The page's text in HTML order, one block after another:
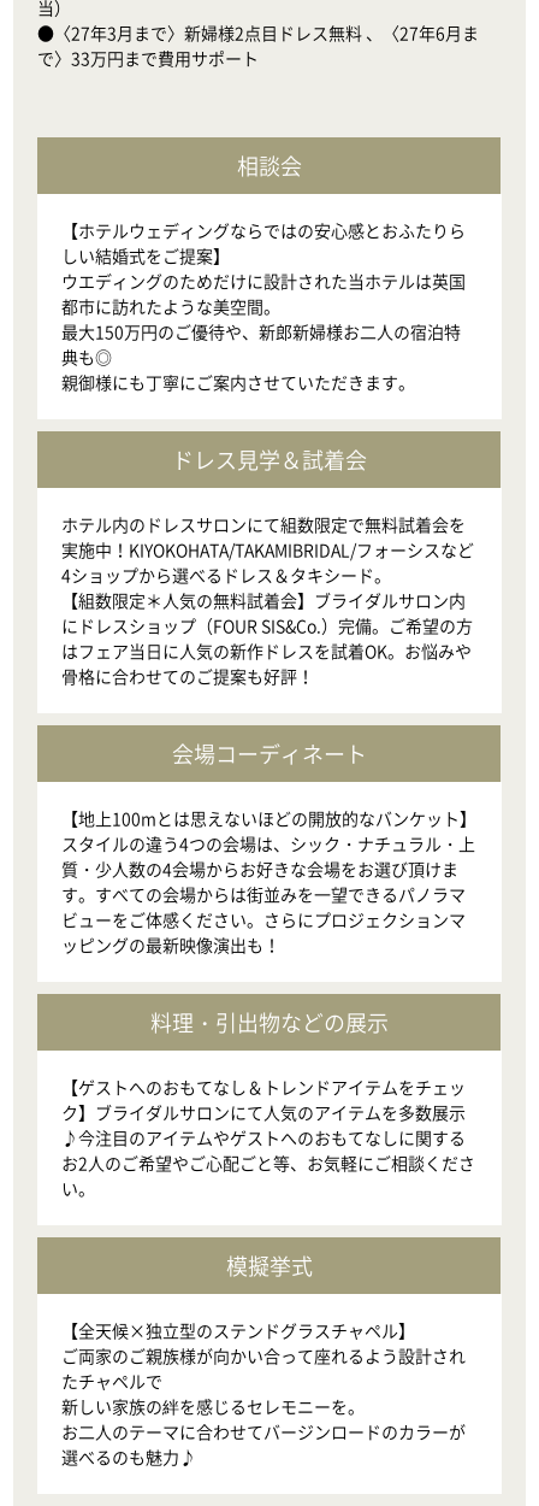
当）
●〈27年3月まで〉新婦様2点目ドレス無料 、〈27年6月ま
で〉33万円まで費用サポート
相談会
【ホテルウェディングならではの安心感とおふたりら
しい結婚式をご提案】
ウエディングのためだけに設計された当ホテルは英国
都市に訪れたような美空間。
最大150万円のご優待や、新郎新婦様お二人の宿泊特
典も◎
親御様にも丁寧にご案内させていただきます。
ドレス見学＆試着会
ホテル内のドレスサロンにて組数限定で無料試着会を
実施中！KIYOKOHATA/TAKAMIBRIDAL/フォーシスなど
4ショップから選べるドレス＆タキシード。
【組数限定＊人気の無料試着会】ブライダルサロン内
にドレスショップ（FOUR SIS&Co.）完備。ご希望の方
はフェア当日に人気の新作ドレスを試着OK。お悩みや
会場コーディネート
【地上100mとは思えないほどの開放的なバンケット】
スタイルの違う4つの会場は、シック・ナチュラル・上
質・少人数の4会場からお好きな会場をお選び頂けま
す。すべての会場からは街並みを一望できるパノラマ
ビューをご体感ください。さらにプロジェクションマ
ッピングの最新映像演出も！
料理・引出物などの展示
【ゲストへのおもてなし＆トレンドアイテムをチェッ
ク】ブライダルサロンにて人気のアイテムを多数展示
♪今注目のアイテムやゲストへのおもてなしに関する
お2人のご希望やご心配ごと等、お気軽にご相談くださ
模擬挙式
【全天候×独立型のステンドグラスチャペル】
ご両家のご親族様が向かい合って座れるよう設計され
たチャペルで
新しい家族の絆を感じるセレモニーを。
お二人のテーマに合わせてバージンロードのカラーが
選べるのも魅力♪